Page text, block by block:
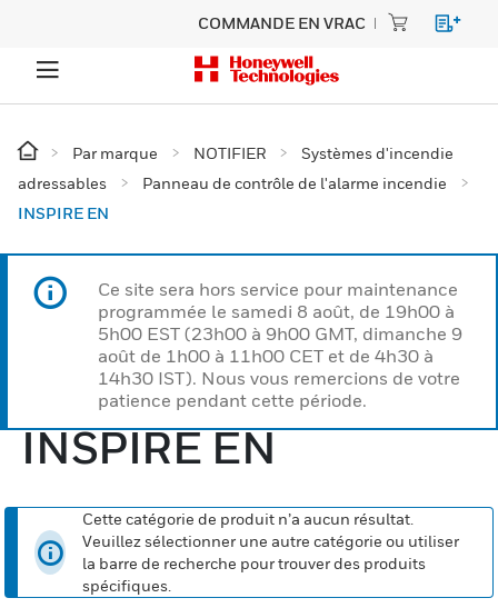
COMMANDE EN VRAC
Par marque NOTIFIER
Systèmes d'incendie
adressables
Panneau de contrôle de l'alarme incendie
INSPIRE EN
Ce site sera hors service pour maintenance
programmée le samedi 8 août, de 19h00 à
5h00 EST (23h00 à 9h00 GMT, dimanche 9
août de 1h00 à 11h00 CET et de 4h30 à
14h30 IST). Nous vous remercions de votre
patience pendant cette période.
INSPIRE EN
Cette catégorie de produit n’a aucun résultat.
Veuillez sélectionner une autre catégorie ou utiliser
la barre de recherche pour trouver des produits
spécifiques.